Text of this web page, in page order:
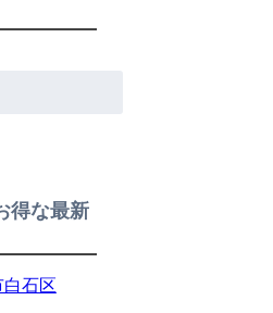
得な最新
石区